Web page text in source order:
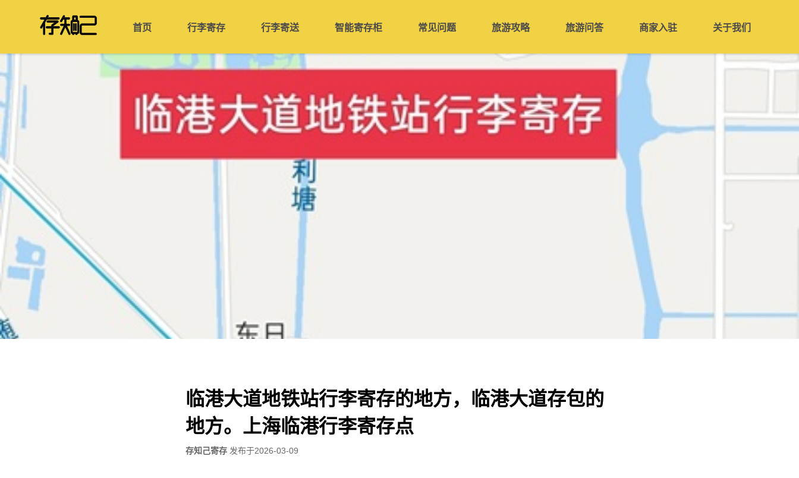
首页 行李寄存 行李寄送 智能寄存柜 常见问题 旅游攻略 旅游问答 商家入驻 关于我们
临港大道地铁站行李寄存的地方，临港大道存包的
地方。上海临港行李寄存点
存知己寄存 发布于2026-03-09